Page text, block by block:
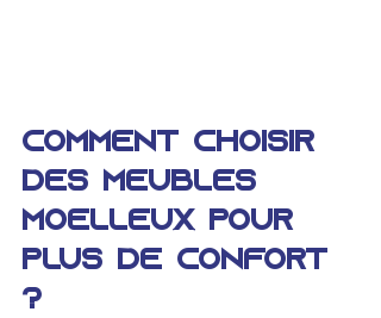
Comment choisir
des meubles
moelleux pour
plus de confort
?